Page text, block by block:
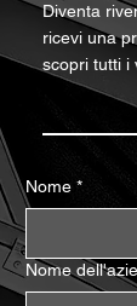
Diventa
ricevi una
scopri tutti i
Nome *
Nome